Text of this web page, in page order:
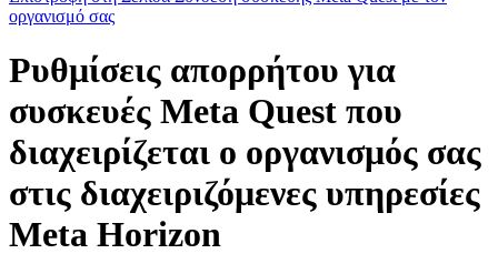
οργανισμό σας
Ρυθμίσεις απορρήτου για
συσκευές Meta Quest που
διαχειρίζεται ο οργανισμός σας
στις διαχειριζόμενες υπηρεσίες
Meta Horizon